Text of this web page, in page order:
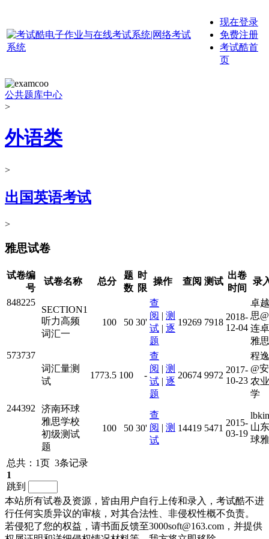
现在登录
免费注册
考试酷首
页
公共题库中心
>
外语类
>
出国英语考试
>
雅思试卷
试卷编
号
试卷名称 总分
题
数
时
限
操作 查阅 测试
出卷
时间
录
848225
SECTION1
听力高频
词汇一
100 50 30'
查
阅 | 测
试 | 逐
题
19269 7918
2018-
12-04
卓
思
连
雅思
573737
词汇量测
试
1773.5 100 -
查
阅 | 测
试 | 逐
题
20674 9972
2017-
10-23
程
@
农
学
244392
济南环球
雅思学校
初级测试
题
100 50 30'
查
阅 | 测
试
14419 5471
2015-
03-19
山
球
总共：1页 3条记录
1
跳到
本站所有试卷及资源，皆由用户自行上传和录入，考试酷不进
行任何实质异议的审核，对其合法性、非侵权性概不负责。
若侵犯了您的权益，请书面反馈至3000soft@163.com，并提供